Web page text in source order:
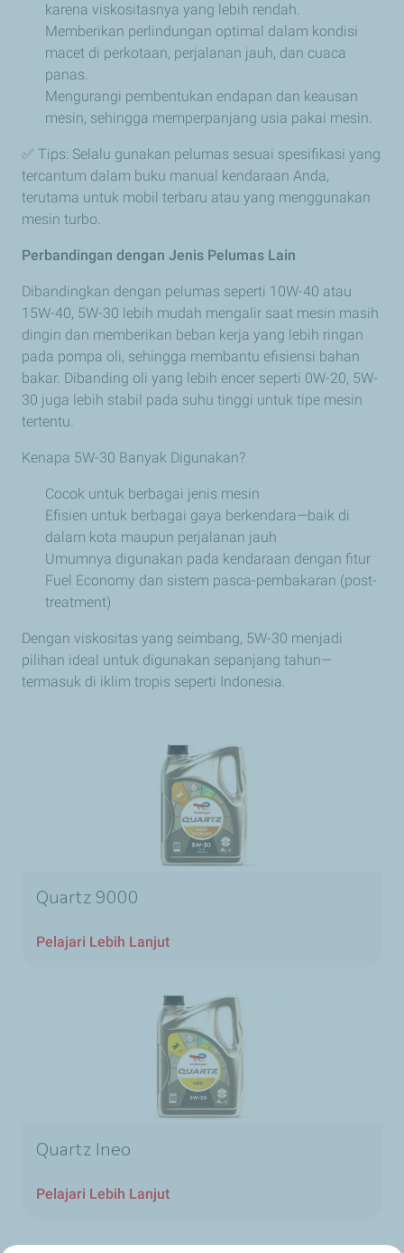
karena viskositasnya yang lebih rendah.
Memberikan perlindungan optimal dalam kondisi
macet di perkotaan, perjalanan jauh, dan cuaca
panas.
Mengurangi pembentukan endapan dan keausan
mesin, sehingga memperpanjang usia pakai mesin.
✅ Tips: Selalu gunakan pelumas sesuai spesifikasi yang
tercantum dalam buku manual kendaraan Anda,
terutama untuk mobil terbaru atau yang menggunakan
mesin turbo.
Perbandingan dengan Jenis Pelumas Lain
Dibandingkan dengan pelumas seperti 10W-40 atau
15W-40, 5W-30 lebih mudah mengalir saat mesin masih
dingin dan memberikan beban kerja yang lebih ringan
pada pompa oli, sehingga membantu efisiensi bahan
bakar. Dibanding oli yang lebih encer seperti 0W-20, 5W-
30 juga lebih stabil pada suhu tinggi untuk tipe mesin
tertentu.
Kenapa 5W-30 Banyak Digunakan?
Cocok untuk berbagai jenis mesin
Efisien untuk berbagai gaya berkendara—baik di
dalam kota maupun perjalanan jauh
Umumnya digunakan pada kendaraan dengan fitur
Fuel Economy dan sistem pasca-pembakaran (post-
treatment)
Dengan viskositas yang seimbang, 5W-30 menjadi
pilihan ideal untuk digunakan sepanjang tahun—
termasuk di iklim tropis seperti Indonesia.
Quartz 9000
Pelajari Lebih Lanjut
Quartz Ineo
Pelajari Lebih Lanjut